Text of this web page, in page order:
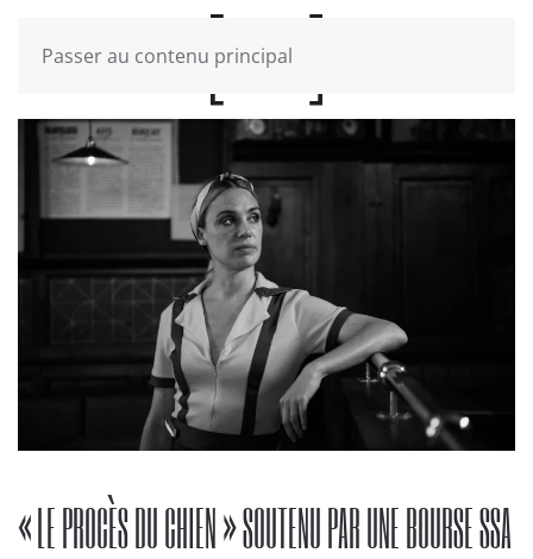
Passer au contenu principal
« LE PROCÈS DU CHIEN » SOUTENU PAR UNE BOURSE SSA